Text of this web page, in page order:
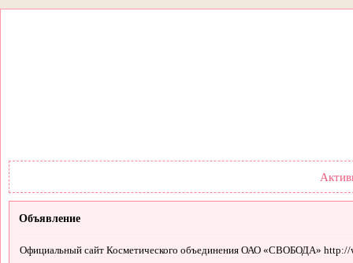
Объявление
Официальный сайт Косметического объединения ОАО «СВОБОДА» http://